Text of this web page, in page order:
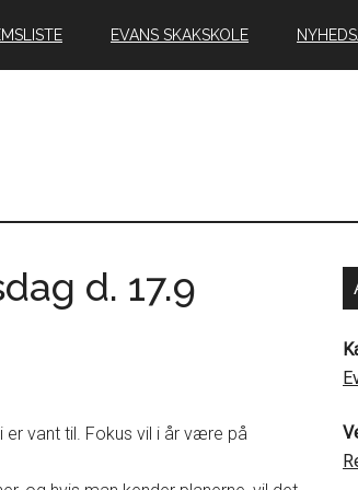
EVANS SKAKSKOLE
d. 17.9
er vant til. Fokus vil i år være på